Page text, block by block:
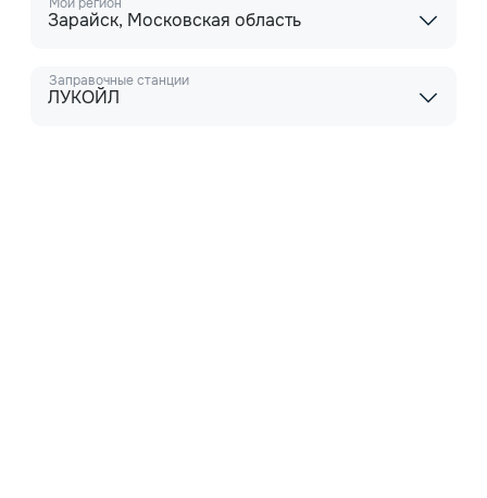
Зарайск, Московская область
Заправочные станции
ЛУКОЙЛ